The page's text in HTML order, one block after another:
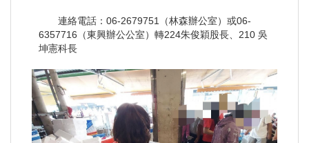
連絡電話：06-2679751（林森辦公室）或06-
6357716（東興辦公公室）轉224朱俊穎股長、210 吳
坤憲科長